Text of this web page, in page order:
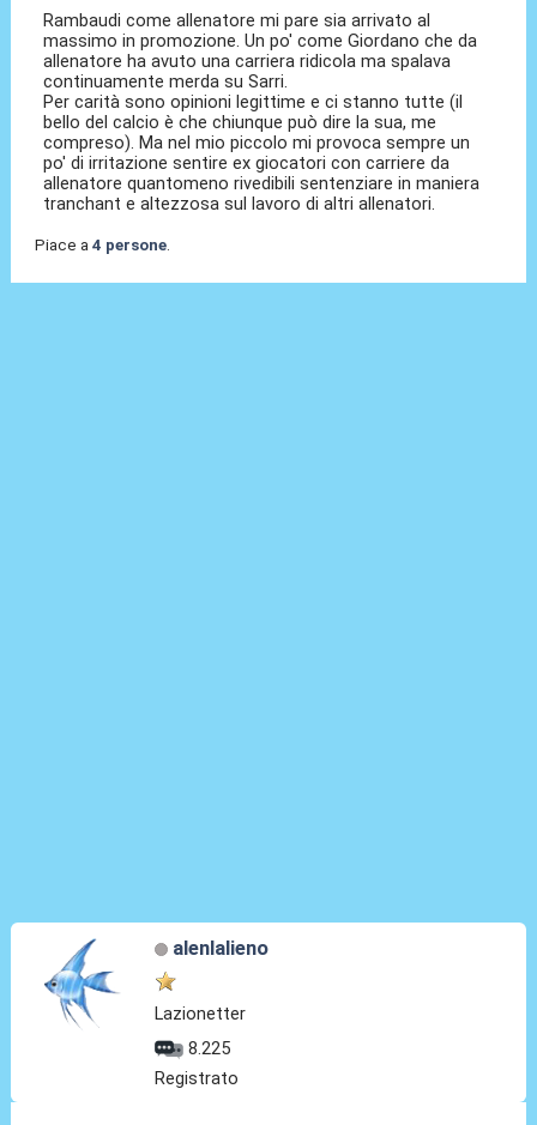
Rambaudi come allenatore mi pare sia arrivato al
massimo in promozione. Un po' come Giordano che da
allenatore ha avuto una carriera ridicola ma spalava
continuamente merda su Sarri.
Per carità sono opinioni legittime e ci stanno tutte (il
bello del calcio è che chiunque può dire la sua, me
compreso). Ma nel mio piccolo mi provoca sempre un
po' di irritazione sentire ex giocatori con carriere da
allenatore quantomeno rivedibili sentenziare in maniera
tranchant e altezzosa sul lavoro di altri allenatori.
Piace a 4 persone.
alenlalieno
Lazionetter
8.225
Registrato